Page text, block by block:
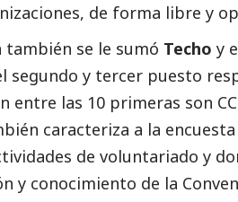
de forma libre y
se le sumó Techo y
segundo y tercer puesto
entre las 10 primeras son
caracteriza a la
de voluntariado y
y conocimiento de la